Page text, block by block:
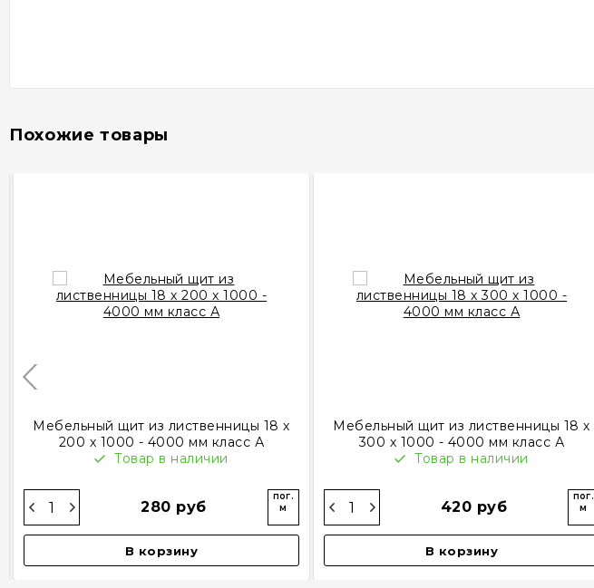
Похожие товары
Мебельный щит из лиственницы 18 х
200 х 1000 - 4000 мм класс А
Товар в наличии
280 руб
пог.
м
В корзину
Мебельный щит из лиственницы 18 х
300 х 1000 - 4000 мм класс А
Товар в наличии
420 руб
пог.
м
В корзину